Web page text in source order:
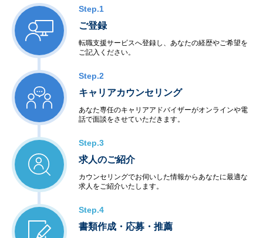
Step.1
ご登録
転職支援サービスへ登録し、あなたの経歴やご希望を
ご記入ください。
Step.2
キャリアカウンセリング
あなた専任のキャリアアドバイザーがオンラインや電
話で面談をさせていただきます。
Step.3
求人のご紹介
カウンセリングでお伺いした情報からあなたに最適な
求人をご紹介いたします。
Step.4
書類作成・応募・推薦